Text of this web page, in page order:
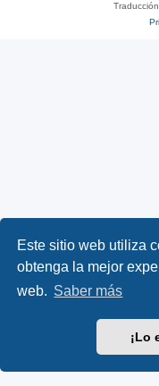
Este sitio web utiliza
obtenga la mejor
web. Saber más
¡Lo